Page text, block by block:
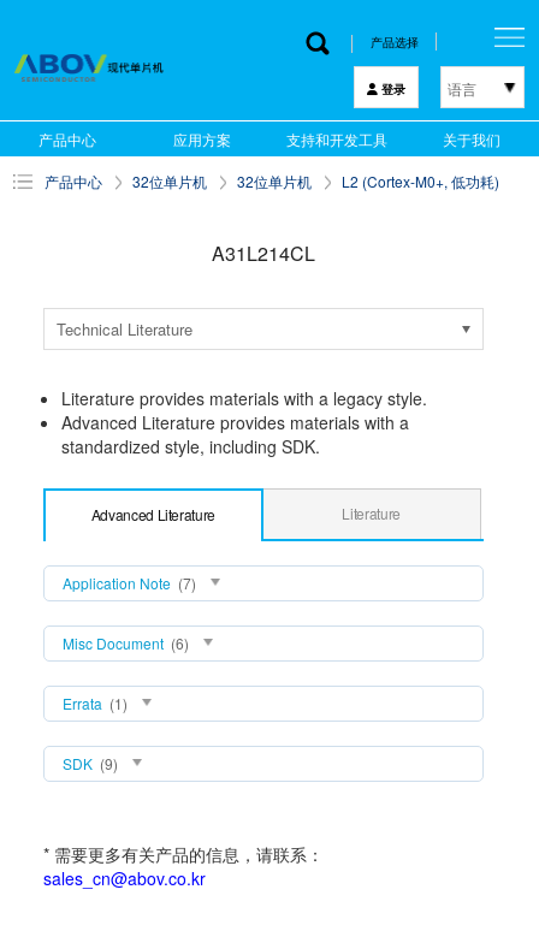
产品选择
登录 语言
한국어
English
中文
产品中心 应用方案 支持和开发工具 关于我们
产品中心 32位单片机 32位单片机 L2 (Cortex-M0+, 低功耗)
A31L214CL
Technical Literature
Literature provides materials with a legacy style.
Advanced Literature provides materials with a
standardized style, including SDK.
Advanced Literature Literature
Application Note (7)
Misc Document (6)
Errata (1)
SDK (9)
* 需要更多有关产品的信息，请联系：
sales_cn@abov.co.kr